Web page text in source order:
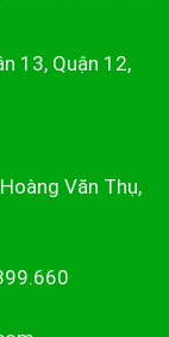
13, Quận 12,
Văn Thụ,